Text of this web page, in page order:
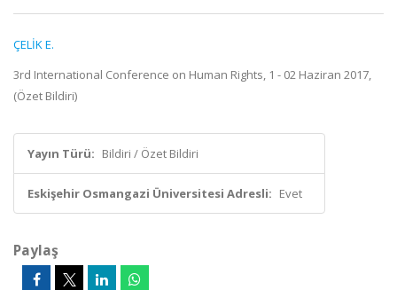
ÇELİK E.
3rd International Conference on Human Rights, 1 - 02 Haziran 2017,
(Özet Bildiri)
Yayın Türü: Bildiri / Özet Bildiri
Eskişehir Osmangazi Üniversitesi Adresli: Evet
Paylaş